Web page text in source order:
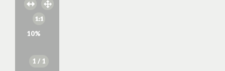
10%
1 / 1